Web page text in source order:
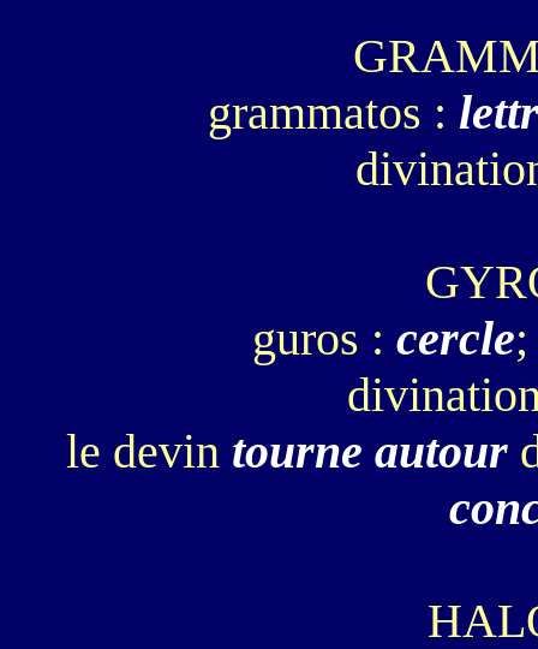
grammatos :
guros : cercle
le devin tourne autour